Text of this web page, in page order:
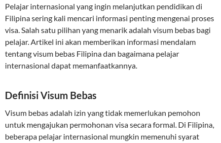
Pelajar internasional yang ingin melanjutkan pendidikan di
Filipina sering kali mencari informasi penting mengenai proses
visa. Salah satu pilihan yang menarik adalah visum bebas bagi
pelajar. Artikel ini akan memberikan informasi mendalam
tentang visum bebas Filipina dan bagaimana pelajar
internasional dapat memanfaatkannya.
Definisi Visum Bebas
Visum bebas adalah izin yang tidak memerlukan pemohon
untuk mengajukan permohonan visa secara formal. Di Filipina,
beberapa pelajar internasional mungkin memenuhi syarat